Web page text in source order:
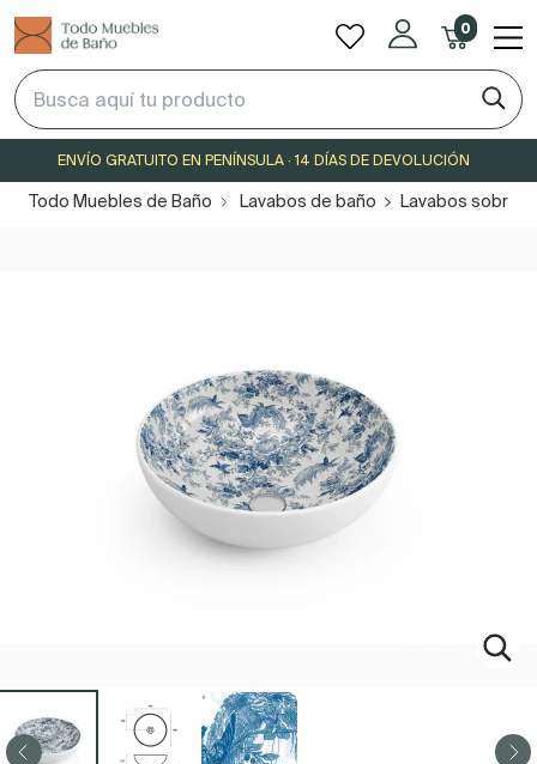
0
ENVÍO GRATUITO EN PENÍNSULA · 14 DÍAS DE DEVOLUCIÓN
Todo Muebles de Baño Lavabos de baño Lavabos sobre